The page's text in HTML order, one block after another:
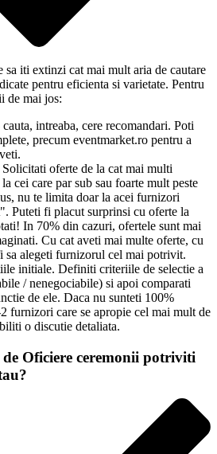
sa iti extinzi cat mai mult aria de cautare
pentru eficienta si varietate. Pentru
de mai jos:
intreaba, cere recomandari. Poti
precum eventmarket.ro pentru a
oferte de la cat mai multi
cei care par sub sau foarte mult peste
nu te limita doar la acei furnizori
Puteti fi placut surprinsi cu oferte la
In 70% din cazuri, ofertele sunt mai
Cu cat aveti mai multe oferte, cu
sa alegeti furnizorul cel mai potrivit.
initiale. Definiti criteriile de selectie a
/ nenegociabile) si apoi comparati
de ele. Daca nu sunteti 100%
furnizori care se apropie cel mai mult de
o discutie detaliata.
Oficiere ceremonii potriviti